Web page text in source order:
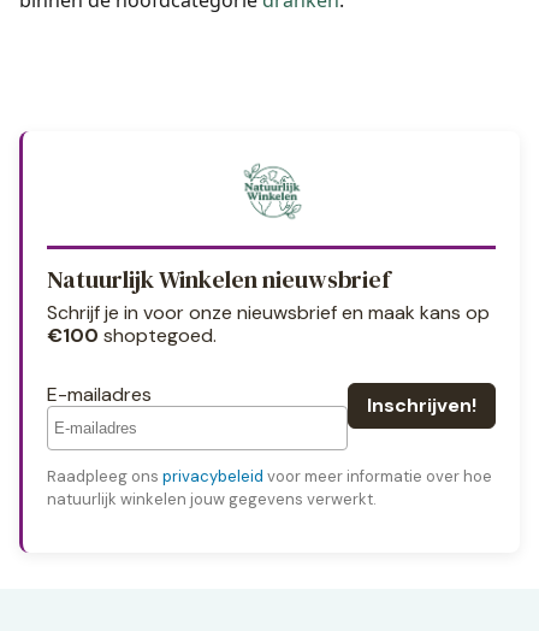
Natuurlijk Winkelen nieuwsbrief
Schrijf je in voor onze nieuwsbrief en maak kans op
€100 shoptegoed.
E-mailadres
Raadpleeg ons privacybeleid voor meer informatie over hoe
natuurlijk winkelen jouw gegevens verwerkt.